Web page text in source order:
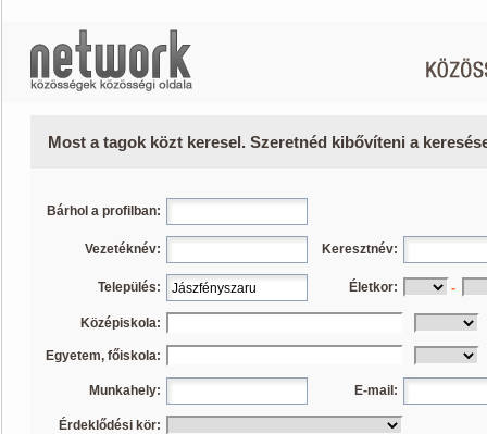
Most a tagok közt keresel. Szeretnéd kibővíteni a
Bárhol a profilban:
Vezetéknév: Keresztnév:
Település: Életkor: -
Középiskola:
Egyetem, főiskola:
Munkahely: E-mail:
Érdeklődési kör: